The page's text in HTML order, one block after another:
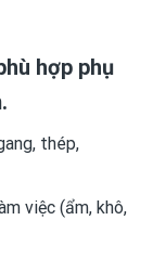
hợp phụ
thép,
việc (ẩm, khô,